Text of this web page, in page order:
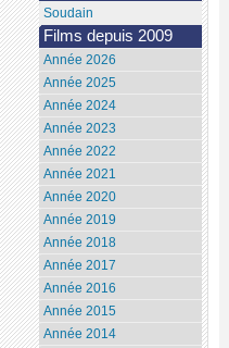
Soudain
Films depuis 2009
Année 2026
Année 2025
Année 2024
Année 2023
Année 2022
Année 2021
Année 2020
Année 2019
Année 2018
Année 2017
Année 2016
Année 2015
Année 2014